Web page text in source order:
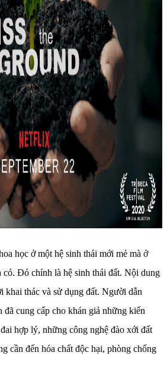
học ở một hệ sinh thái mới mẻ mà ở
có. Đó chính là hệ sinh thái đất. Nội dung
khai thác và sử dụng đất. Người dẫn
đã cung cấp cho khán giả những kiến
hợp lý, những công nghệ đào xới đất
cần đến hóa chất độc hại, phòng chống